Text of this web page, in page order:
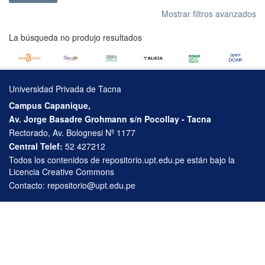
Mostrar filtros avanzados
La búsqueda no produjo resultados
Universidad Privada de Tacna
Campus Capanique,
Av. Jorge Basadre Grohmann s/n Pocollay - Tacna
Rectorado, Av. Bolognesi Nº 1177
Central Telef: 52 427212
Todos los contenidos de repositorio.upt.edu.pe están bajo la
Licencia Creative Commons
Contacto: repositorio@upt.edu.pe